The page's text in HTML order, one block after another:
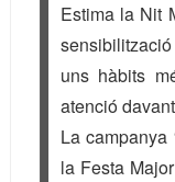
Estima la Nit
uns hàbits
atenció
La campanya
la Festa